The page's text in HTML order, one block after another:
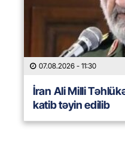
07.08.2026 - 11:30
İran Ali Milli
katib təyin edilib